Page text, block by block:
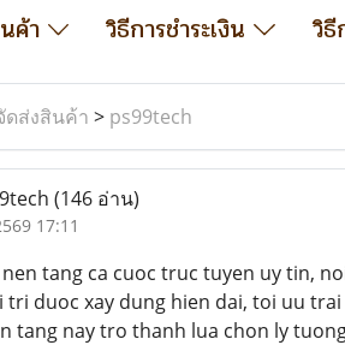
ค้า วิธีการชำระเงิน วิธี
ดส่งสินค้า > ps99tech
(146 อ่าน)
17:11
tang ca cuoc truc tuyen uy tin,
tri duoc xay dung hien dai, toi uu
tang nay tro thanh lua chon ly